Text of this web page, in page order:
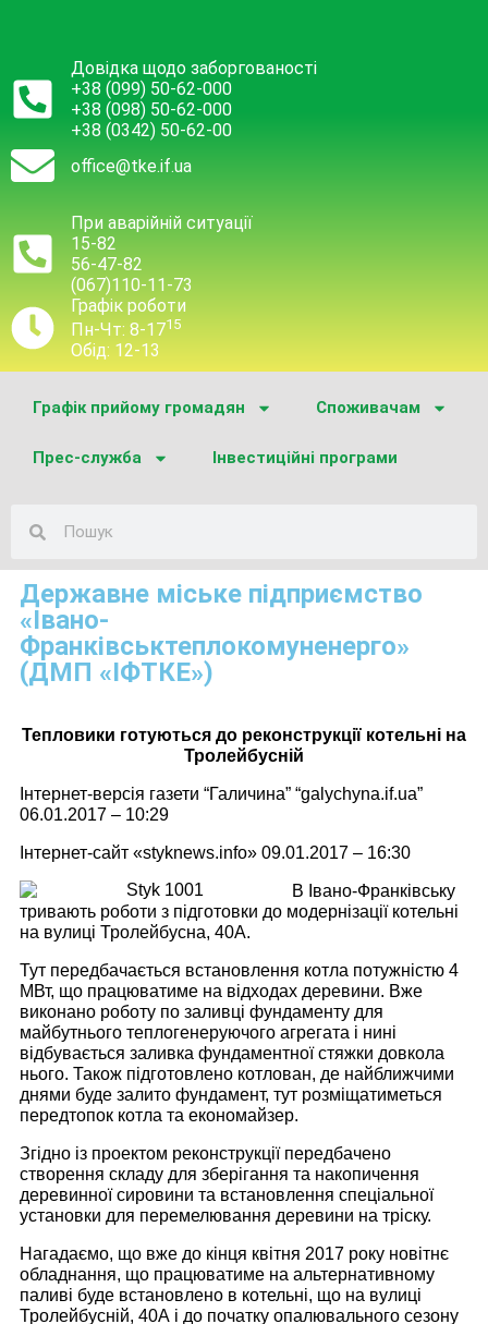
Довідка щодо заборгованості
+38 (099) 50-62-000
+38 (098) 50-62-000
+38 (0342) 50-62-00
office@tke.if.ua
При аварійній ситуації
15-82
56-47-82
(067)110-11-73
Графік роботи
Пн-Чт: 8-1715
Обід: 12-13
Графік прийому громадян Споживачам
Прес-служба Інвестиційні програми
Державне міське підприємство
«Івано-
Франківськтеплокомуненерго»
(ДМП «ІФТКЕ»)
Тепловики готуються до реконструкції котельні на
Тролейбусній
Інтернет-версія газети “Галичина” “galychyna.if.ua”
06.01.2017 – 10:29
Інтернет-сайт «styknews.info» 09.01.2017 – 16:30
В Івано-Франківську
тривають роботи з підготовки до модернізації котельні
на вулиці Тролейбусна, 40А.
Тут передбачається встановлення котла потужністю 4
МВт, що працюватиме на відходах деревини. Вже
виконано роботу по заливці фундаменту для
майбутнього теплогенеруючого агрегата і нині
відбувається заливка фундаментної стяжки довкола
нього. Також підготовлено котлован, де найближчими
днями буде залито фундамент, тут розміщатиметься
передтопок котла та економайзер.
Згідно із проектом реконструкції передбачено
створення складу для зберігання та накопичення
деревинної сировини та встановлення спеціальної
установки для перемелювання деревини на тріску.
Нагадаємо, що вже до кінця квітня 2017 року новітнє
обладнання, що працюватиме на альтернативному
паливі буде встановлено в котельні, що на вулиці
Тролейбусній, 40А і до початку опалювального сезону